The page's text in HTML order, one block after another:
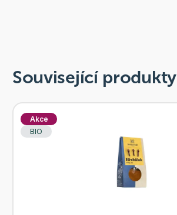
Související produkty
Akce
BIO